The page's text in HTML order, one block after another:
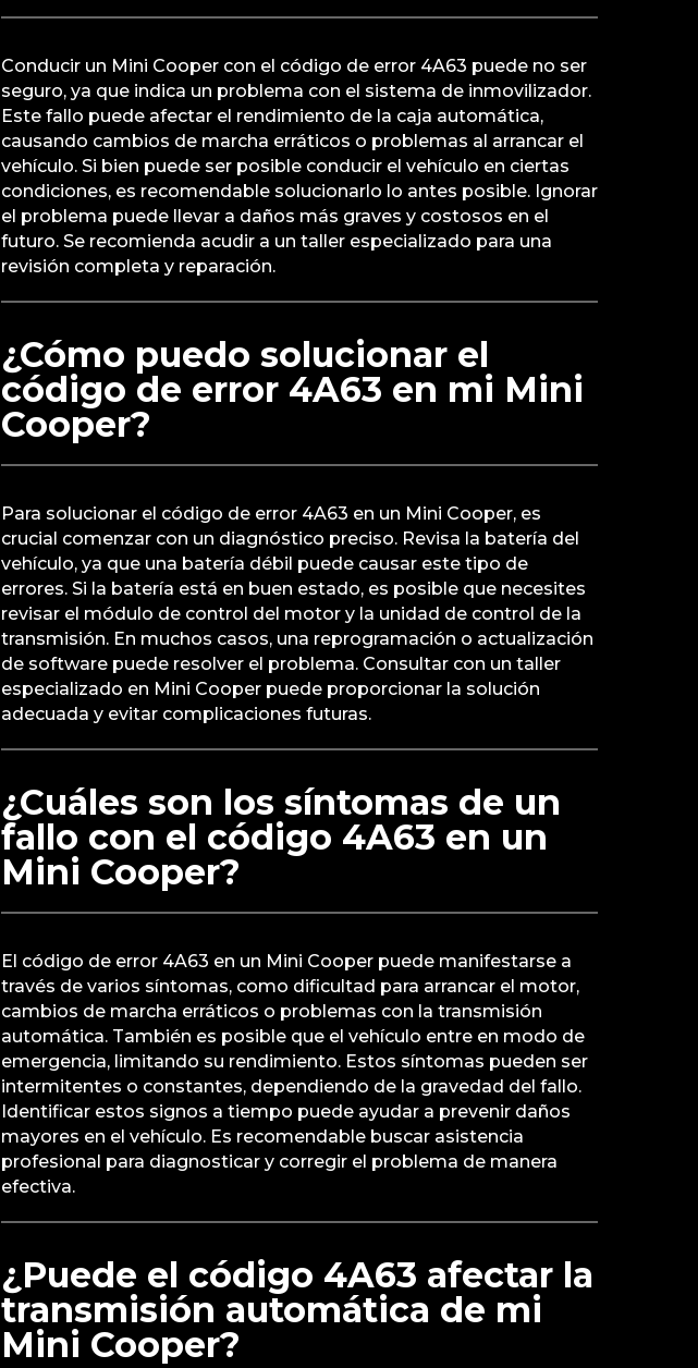
Conducir un Mini Cooper con el código de error 4A63 puede no ser
seguro, ya que indica un problema con el sistema de inmovilizador.
Este fallo puede afectar el rendimiento de la caja automática,
causando cambios de marcha erráticos o problemas al arrancar el
vehículo. Si bien puede ser posible conducir el vehículo en ciertas
condiciones, es recomendable solucionarlo lo antes posible. Ignorar
el problema puede llevar a daños más graves y costosos en el
futuro. Se recomienda acudir a un taller especializado para una
revisión completa y reparación.
¿Cómo puedo solucionar el
código de error 4A63 en mi Mini
Cooper?
Para solucionar el código de error 4A63 en un Mini Cooper, es
crucial comenzar con un diagnóstico preciso. Revisa la batería del
vehículo, ya que una batería débil puede causar este tipo de
errores. Si la batería está en buen estado, es posible que necesites
revisar el módulo de control del motor y la unidad de control de la
transmisión. En muchos casos, una reprogramación o actualización
de software puede resolver el problema. Consultar con un taller
especializado en Mini Cooper puede proporcionar la solución
adecuada y evitar complicaciones futuras.
¿Cuáles son los síntomas de un
fallo con el código 4A63 en un
Mini Cooper?
El código de error 4A63 en un Mini Cooper puede manifestarse a
través de varios síntomas, como dificultad para arrancar el motor,
cambios de marcha erráticos o problemas con la transmisión
automática. También es posible que el vehículo entre en modo de
emergencia, limitando su rendimiento. Estos síntomas pueden ser
intermitentes o constantes, dependiendo de la gravedad del fallo.
Identificar estos signos a tiempo puede ayudar a prevenir daños
mayores en el vehículo. Es recomendable buscar asistencia
profesional para diagnosticar y corregir el problema de manera
efectiva.
¿Puede el código 4A63 afectar la
transmisión automática de mi
Mini Cooper?